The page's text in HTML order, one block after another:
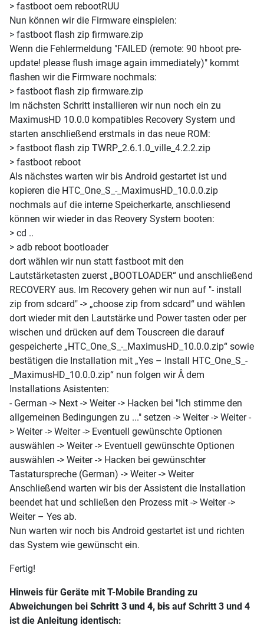
> fastboot oem rebootRUU
Nun können wir die Firmware einspielen:
> fastboot flash zip firmware.zip
Wenn die Fehlermeldung "FAILED (remote: 90 hboot pre-
update! please flush image again immediately)" kommt
flashen wir die Firmware nochmals:
> fastboot flash zip firmware.zip
Im nächsten Schritt installieren wir nun noch ein zu
MaximusHD 10.0.0 kompatibles Recovery System und
starten anschließend erstmals in das neue ROM:
> fastboot flash zip TWRP_2.6.1.0_ville_4.2.2.zip
> fastboot reboot
Als nächstes warten wir bis Android gestartet ist und
kopieren die HTC_One_S_-_MaximusHD_10.0.0.zip
nochmals auf die interne Speicherkarte, anschliesend
können wir wieder in das Reovery System booten:
> cd ..
> adb reboot bootloader
dort wählen wir nun statt fastboot mit den
Lautstärketasten zuerst „BOOTLOADER“ und anschließend
RECOVERY aus. Im Recovery gehen wir nun auf "- install
zip from sdcard" -> „choose zip from sdcard“ und wählen
dort wieder mit den Lautstärke und Power tasten oder per
wischen und drücken auf dem Touscreen die darauf
gespeicherte „HTC_One_S_-_MaximusHD_10.0.0.zip“ sowie
bestätigen die Installation mit „Yes – Install HTC_One_S_-
_MaximusHD_10.0.0.zip“ nun folgen wirÂ dem
Installations Asistenten:
- German -> Next -> Weiter -> Hacken bei "Ich stimme den
allgemeinen Bedingungen zu ..." setzen -> Weiter -> Weiter -
> Weiter -> Weiter -> Eventuell gewünschte Optionen
auswählen -> Weiter -> Eventuell gewünschte Optionen
auswählen -> Weiter -> Hacken bei gewünschter
Tastaturspreche (German) -> Weiter -> Weiter
Anschließend warten wir bis der Assistent die Installation
beendet hat und schließen den Prozess mit -> Weiter ->
Weiter – Yes ab.
Nun warten wir noch bis Android gestartet ist und richten
das System wie gewünscht ein.
Fertig!
Hinweis für Geräte mit T-Mobile Branding zu
Abweichungen bei Schritt 3 und 4, bis auf Schritt 3 und 4
ist die Anleitung identisch: